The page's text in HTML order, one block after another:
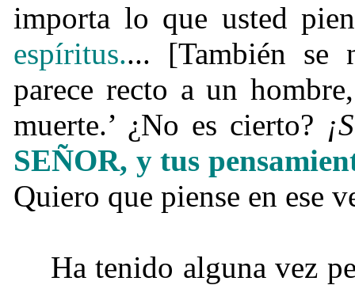
importa lo que usted
espíritus.... [También se
parece recto a un
muerte.’ ¿No es cierto?
SEÑOR, y tus
Quiero que piense en ese
Ha tenido alguna vez